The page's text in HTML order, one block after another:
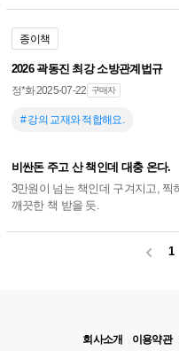
종이책
2026 곽동진 최강 소방관계법규
# 강의 교재와 적합해요.
구매자
정*화2025-07-22
비싼돈 주고 산 책인데 대충 온다.
3만원이 넘는 책인데 구겨지고,
깨끗한 책 받을 듯.
1
회사소개 이용약관